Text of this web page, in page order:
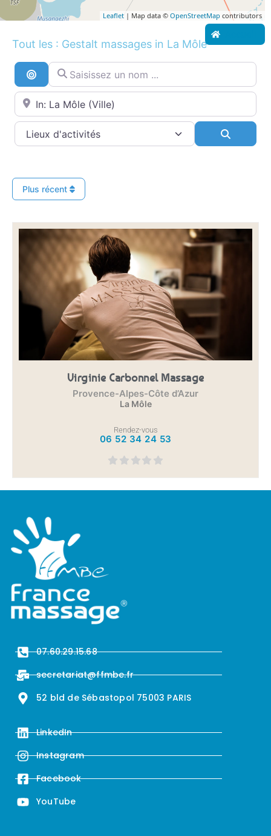
Leaflet | Map data © OpenStreetMap contributors
Tout les : Gestalt massages in La Môle
Recherche par distance
Saisissez un nom ...
Proche de...
Plus récent
Virginie Carbonnel Massage
Provence-Alpes-Côte d’Azur
La Môle
Rendez-vous
06 52 34 24 53
07.60.29.15.68
secretariat@ffmbe.fr
52 bld de Sébastopol 75003 PARIS
LinkedIn
Instagram
Facebook
YouTube